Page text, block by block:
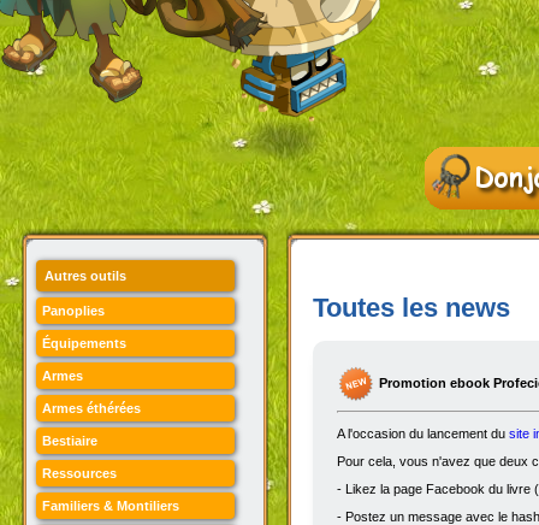
Autres outils
Panoplies
Équipements
Armes
Armes éthérées
Bestiaire
Ressources
Familiers & Montiliers
Toutes les news
Promotion ebook
A l'occasion du lancement du site
Pour cela, vous n'avez que deux
- Likez la page Facebook du livre (
- Postez un message avec le